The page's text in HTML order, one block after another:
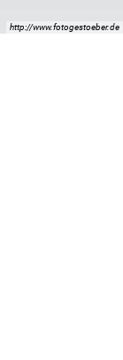
http://www.fotogestoeber.de